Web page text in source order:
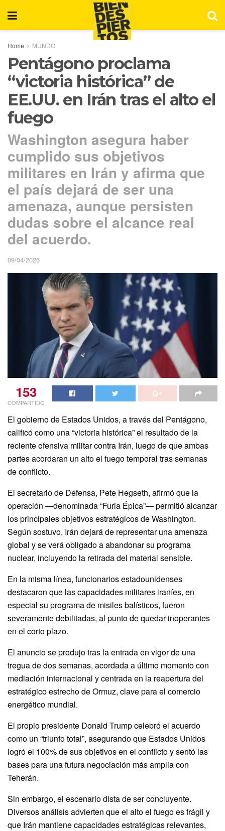
Home MUNDO
Pentágono proclama
“victoria histórica” de
EE.UU. en Irán tras el alto el
fuego
Washington asegura haber
cumplido sus objetivos
militares en Irán y afirma que
el país dejará de ser una
amenaza, aunque persisten
dudas sobre el alcance real
del acuerdo.
09/04/2026
153
COMPARTIDO
El gobierno de Estados Unidos, a través del Pentágono,
calificó como una “victoria histórica” el resultado de la
reciente ofensiva militar contra Irán, luego de que ambas
partes acordaran un alto el fuego temporal tras semanas
de conflicto.
El secretario de Defensa, Pete Hegseth, afirmó que la
operación —denominada “Furia Épica”— permitió alcanzar
los principales objetivos estratégicos de Washington.
Según sostuvo, Irán dejará de representar una amenaza
global y se verá obligado a abandonar su programa
nuclear, incluyendo la retirada del material sensible.
En la misma línea, funcionarios estadounidenses
destacaron que las capacidades militares iraníes, en
especial su programa de misiles balísticos, fueron
severamente debilitadas, al punto de quedar inoperantes
en el corto plazo.
El anuncio se produjo tras la entrada en vigor de una
tregua de dos semanas, acordada a último momento con
mediación internacional y centrada en la reapertura del
estratégico estrecho de Ormuz, clave para el comercio
energético mundial.
El propio presidente Donald Trump celebró el acuerdo
como un “triunfo total”, asegurando que Estados Unidos
logró el 100% de sus objetivos en el conflicto y sentó las
bases para una futura negociación más amplia con
Teherán.
Sin embargo, el escenario dista de ser concluyente.
Diversos análisis advierten que el alto el fuego es frágil y
que Irán mantiene capacidades estratégicas relevantes,